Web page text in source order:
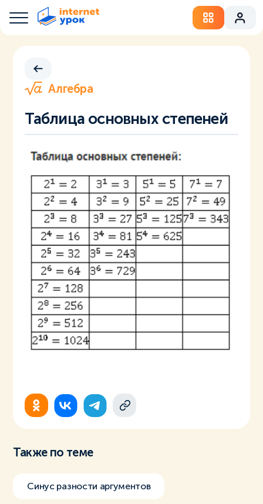
Алгебра
Таблица основных степеней
Также по теме
Синус разности аргументов